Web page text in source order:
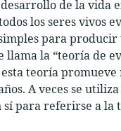
de la vida
los seres vivos
para producir
llama la “teoría de
esta teoría
A veces se
sí para referirse a la